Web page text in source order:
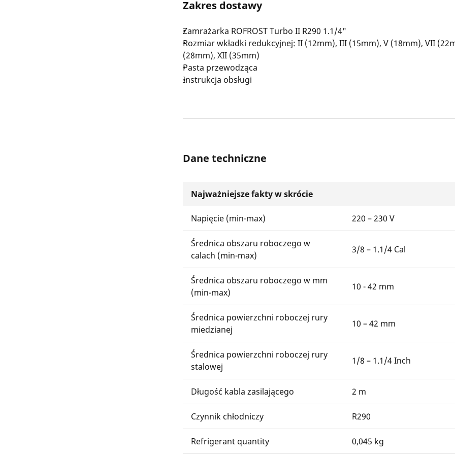
Zakres dostawy
Zamrażarka ROFROST Turbo II R290 1.1/4"
Rozmiar wkładki redukcyjnej: II (12mm), III (15mm), V (18mm), VII
(28mm), XII (35mm)
Pasta przewodząca
Instrukcja obsługi
Dane techniczne
Najważniejsze fakty w skrócie
Napięcie (min-max) 220 – 230 V
Średnica obszaru roboczego w
calach (min-max)
3/8 – 1.1/4 Cal
Średnica obszaru roboczego w mm
(min-max)
10 - 42 mm
Średnica powierzchni roboczej rury
miedzianej
10 – 42 mm
Średnica powierzchni roboczej rury
stalowej
1/8 – 1.1/4 Inch
Długość kabla zasilającego 2 m
Czynnik chłodniczy R290
Refrigerant quantity 0,045 kg